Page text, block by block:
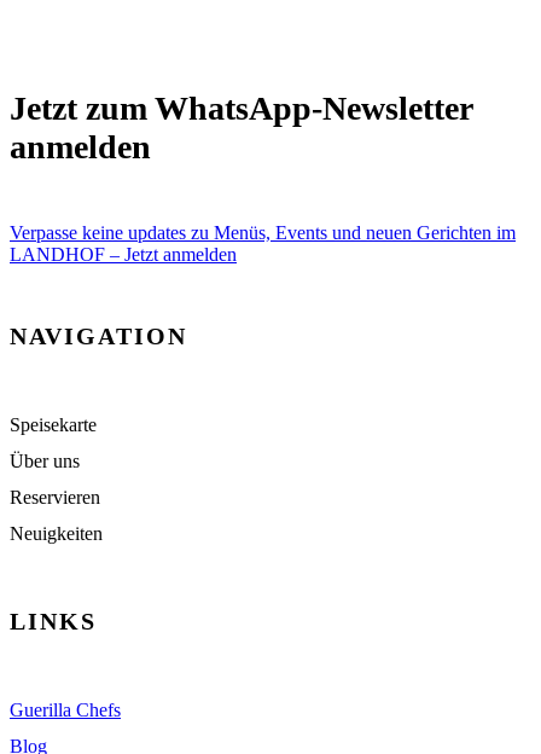
Jetzt zum WhatsApp-Newsletter
anmelden
Verpasse keine updates zu Menüs, Events und neuen Gerichten im
LANDHOF – Jetzt anmelden
NAVIGATION
Speisekarte
Über uns
Reservieren
Neuigkeiten
LINKS
Guerilla Chefs
Blog